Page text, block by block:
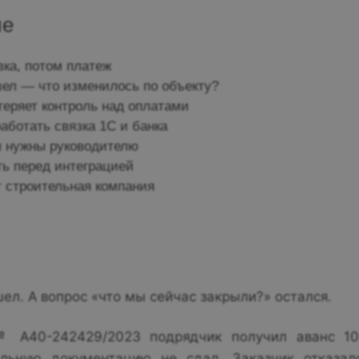
потом платеж
— что изменилось по объекту?
контроль над оплатами
связка 1С и банка
нужны руководителю
перед интеграцией
строительная компания
А вопрос «что мы сейчас закрыли?» остался.
242429/2023 подрядчик получил аванс